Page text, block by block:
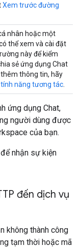
Xem trước đường
nhân hoặc một
thể xem và cài đặt
này để kiểm
sẻ ứng dụng Chat
thông tin, hãy
năng tương tác
ứng dụng Chat,
người dùng được
của bạn.
nhận sự kiện
đến dịch vụ
không thành công
tạm thời hoặc mã